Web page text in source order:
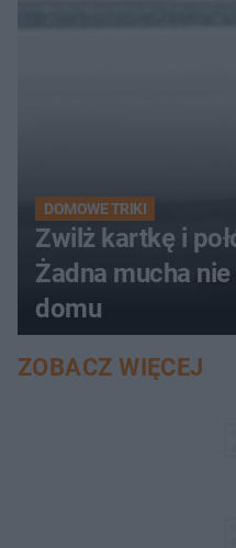
DOMOWE TRIKI
Zwilż kartkę i
Żadna mucha
domu
ZOBACZ WIĘCEJ